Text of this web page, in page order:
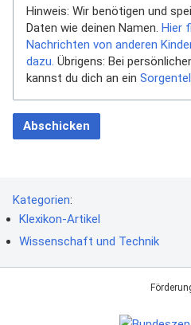
Hinweis: Wir benötigen und
Daten wie deinen Namen. Hier
Nachrichten von anderen
dazu. Übrigens: Bei
kannst du dich an ein
Abschicken
Kategorien:
Klexikon-Artikel
Wissenschaft und Technik